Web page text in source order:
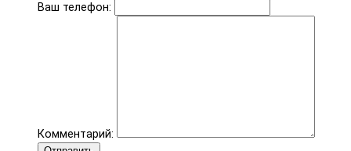
Ваш телефон:
Комментарий: